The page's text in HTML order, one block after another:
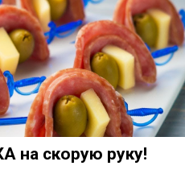
на скорую руку!